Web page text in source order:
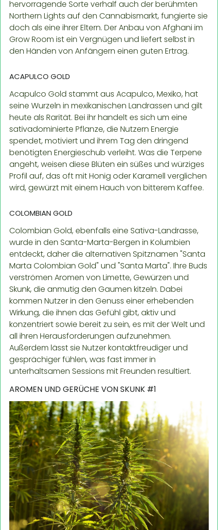
hervorragende Sorte verhalf auch der berühmten
Northern Lights auf den Cannabismarkt, fungierte sie
doch als eine ihrer Eltern. Der Anbau von Afghani im
Grow Room ist ein Vergnügen und liefert selbst in
den Händen von Anfängern einen guten Ertrag.
ACAPULCO GOLD
Acapulco Gold stammt aus Acapulco, Mexiko, hat
seine Wurzeln in mexikanischen Landrassen und gilt
heute als Rarität. Bei ihr handelt es sich um eine
sativadominierte Pflanze, die Nutzern Energie
spendet, motiviert und ihrem Tag den dringend
benötigten Energieschub verleiht. Was die Terpene
angeht, weisen diese Blüten ein süßes und würziges
Profil auf, das oft mit Honig oder Karamell verglichen
wird, gewürzt mit einem Hauch von bitterem Kaffee.
COLOMBIAN GOLD
Colombian Gold, ebenfalls eine Sativa-Landrasse,
wurde in den Santa-Marta-Bergen in Kolumbien
entdeckt, daher die alternativen Spitznamen "Santa
Marta Colombian Gold" und "Santa Marta". Ihre Buds
verströmen Aromen von Limette, Gewürzen und
Skunk, die anmutig den Gaumen kitzeln. Dabei
kommen Nutzer in den Genuss einer erhebenden
Wirkung, die ihnen das Gefühl gibt, aktiv und
konzentriert sowie bereit zu sein, es mit der Welt und
all ihren Herausforderungen aufzunehmen.
Außerdem lässt sie Nutzer kontaktfreudiger und
gesprächiger fühlen, was fast immer in
unterhaltsamen Sessions mit Freunden resultiert.
AROMEN UND GERÜCHE VON SKUNK #1